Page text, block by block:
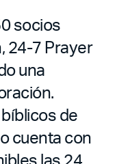
socios
24-7 Prayer
una
de
cuenta con
las 24